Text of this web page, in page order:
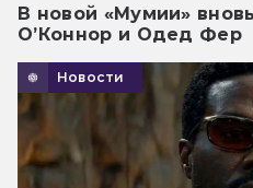
В новой «Мумии»
О’Коннор и Одед Фер
Новости